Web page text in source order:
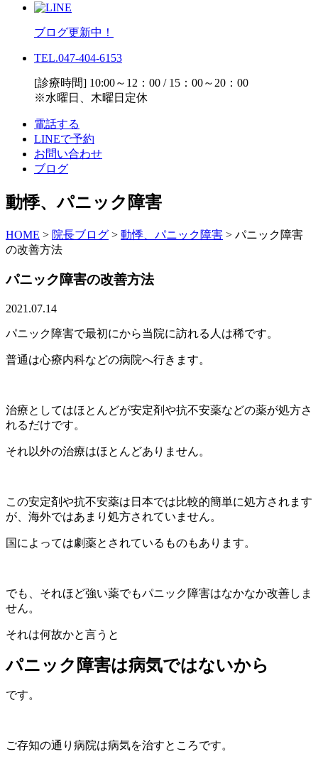
ブログ更新中！
TEL.047-404-6153
[診療時間] 10:00～12：00 / 15：00～20：00
※水曜日、木曜日定休
電話する
LINEで予約
お問い合わせ
ブログ
動悸、パニック障害
HOME > 院長ブログ > 動悸、パニック障害 > パニック障害
の改善方法
パニック障害の改善方法
2021.07.14
パニック障害で最初にから当院に訪れる人は稀です。
普通は心療内科などの病院へ行きます。
治療としてはほとんどが安定剤や抗不安薬などの薬が処方さ
れるだけです。
それ以外の治療はほとんどありません。
この安定剤や抗不安薬は日本では比較的簡単に処方されます
が、海外ではあまり処方されていません。
国によっては劇薬とされているものもあります。
でも、それほど強い薬でもパニック障害はなかなか改善しま
せん。
それは何故かと言うと
パニック障害は病気ではないから
です。
ご存知の通り病院は病気を治すところです。